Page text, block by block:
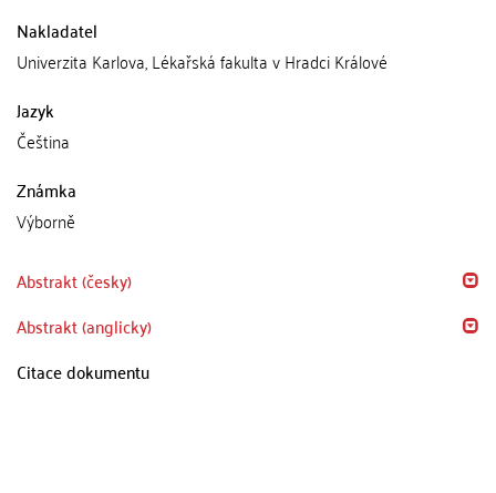
Nakladatel
Univerzita Karlova, Lékařská fakulta v Hradci Králové
Jazyk
Čeština
Známka
Výborně
Abstrakt (česky)
Abstrakt (anglicky)
Citace dokumentu